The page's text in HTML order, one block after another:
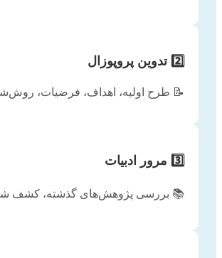
2️⃣ تدوین پروپوزال
📝 طرح اولیه، اهداف، فرضیات،
3️⃣ مرور ادبیات
📚 بررسی پژوهش‌های گذشته، کشف